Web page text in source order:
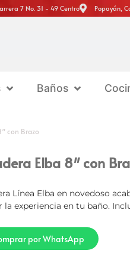
7 No. 31 - 49 Centro Popayán,
Baños
con Brazo
Elba 8″ con
Línea Elba en novedoso
la experiencia en tu baño.
por WhatsApp